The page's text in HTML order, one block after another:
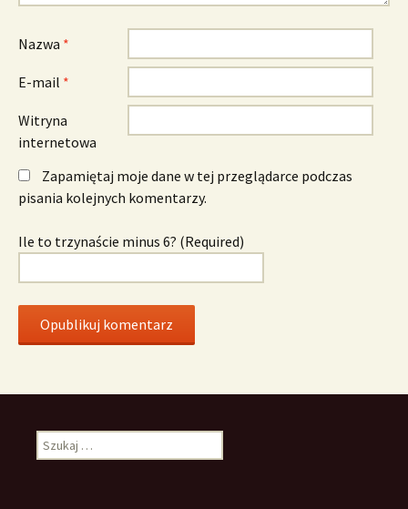
Nazwa *
E-mail *
Witryna
internetowa
Zapamiętaj moje dane w tej przeglądarce podczas
pisania kolejnych komentarzy.
Ile to trzynaście minus 6? (Required)
Szukaj: